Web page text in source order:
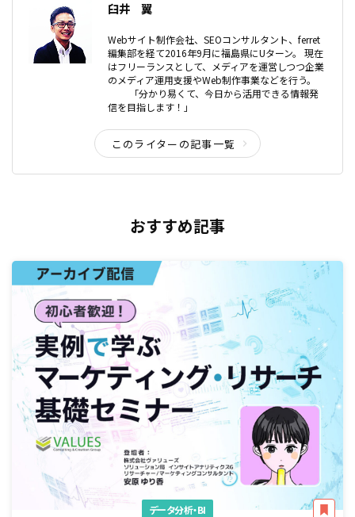
臼井 翼
Webサイト制作会社、SEOコンサルタント、ferret
編集部を経て2016年9月に福島県にUターン。 現在
はフリーランスとして、メディアを運営しつつ企業
のメディア運用支援やWeb制作事業などを行う。
「分かり易くて、今日から活用できる情報発
信を目指します！」
このライターの記事一覧
おすすめ記事
データ分析・BI